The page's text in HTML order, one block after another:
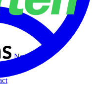
Nexans